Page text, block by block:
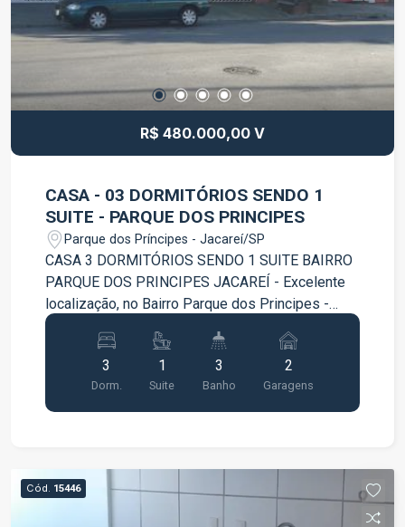
R$ 480.000,00 V
CASA - 03 DORMITÓRIOS SENDO 1
SUITE - PARQUE DOS PRINCIPES
Parque dos Príncipes - Jacareí/SP
CASA 3 DORMITÓRIOS SENDO 1 SUITE BAIRRO
PARQUE DOS PRINCIPES JACAREÍ - Excelente
localização, no Bairro Parque dos Principes -
Próximo a Academia, Restaurante, Colégio.
AGENDE SUA VISITA!!!!
3
Dorm.
1
Suite
3
Banho
2
Garagens
Cód. 15446